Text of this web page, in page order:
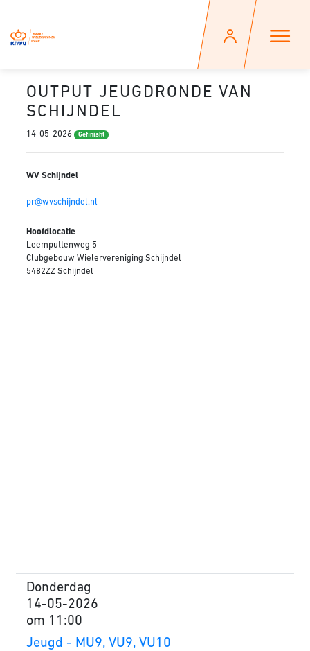
OUTPUT JEUGDRONDE VAN
SCHIJNDEL
14-05-2026 Gefinisht
WV Schijndel
pr@wvschijndel.nl
Hoofdlocatie
Leemputtenweg 5
Clubgebouw Wielervereniging Schijndel
5482ZZ Schijndel
Donderdag
14-05-2026
om 11:00
Jeugd - MU9, VU9, VU10